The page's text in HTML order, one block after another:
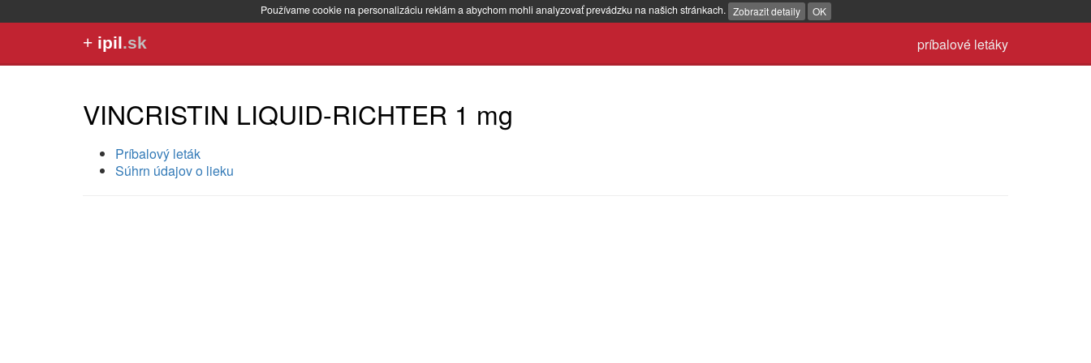
Používame cookie na personalizáciu reklám a abychom mohli analyzovať prevádzku na našich stránkach. Zobrazit detaily OK
príbalové letáky
+ ipil.sk
VINCRISTIN LIQUID-RICHTER 1 mg
Príbalový leták
Súhrn údajov o lieku